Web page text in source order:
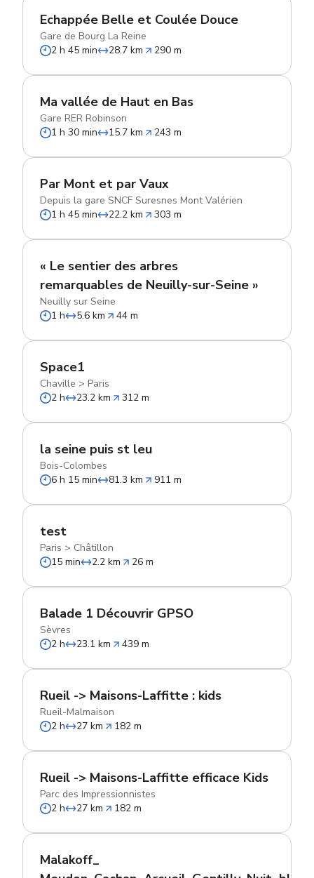
Echappée Belle et Coulée Douce
Gare de Bourg La Reine
2 h 45 min
28.7 km 290 m
Ma vallée de Haut en Bas
Gare RER Robinson
1 h 30 min
15.7 km 243 m
Par Mont et par Vaux
Depuis la gare SNCF Suresnes Mont Valérien
1 h 45 min
22.2 km 303 m
« Le sentier des arbres
remarquables de Neuilly-sur-Seine »
Neuilly sur Seine
1 h
5.6 km 44 m
Space1
Chaville > Paris
2 h
23.2 km 312 m
la seine puis st leu
Bois-Colombes
6 h 15 min
81.3 km 911 m
test
Paris > Châtillon
15 min
2.2 km 26 m
Balade 1 Découvrir GPSO
Sèvres
2 h
23.1 km 439 m
Rueil -> Maisons-Laffitte : kids
Rueil-Malmaison
2 h
27 km 182 m
Rueil -> Maisons-Laffitte efficace Kids
Parc des Impressionnistes
2 h
27 km 182 m
Malakoff_